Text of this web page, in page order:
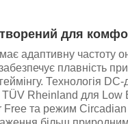
для
адаптивну частоту
плавність при
Технологія DC-
TÜV Rheinland для Low
Free та режим